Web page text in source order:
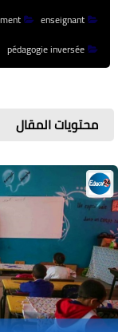
enseignant
pédagogie inversée
محتويات المقال